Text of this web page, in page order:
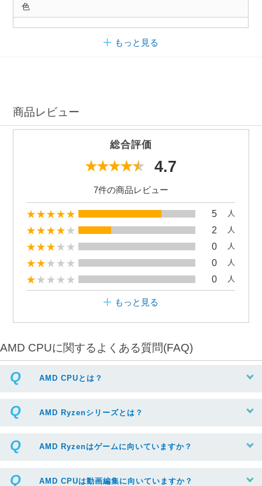
色
もっと見る
商品レビュー
総合評価
4.7
7件の商品レビュー
5 人
2 人
0 人
0 人
0 人
もっと見る
AMD CPUに関するよくある質問(FAQ)
AMD CPUとは？
AMD Ryzenシリーズとは？
AMD Ryzenはゲームに向いていますか？
AMD CPUは動画編集に向いていますか？